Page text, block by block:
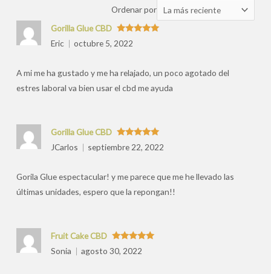
Ordenar por Ordenar
las
Valorado
con
Gorilla Glue CBD
Eric
octubre 5, 2022
A mi me ha gustado y me ha relajado, un poco agotado del
estres laboral va bien usar el cbd me ayuda
Valorado
con5de 5
Gorilla Glue CBD
JCarlos
septiembre 22, 2022
Gorila Glue espectacular! y me parece que me he llevado las
últimas unidades, espero que la repongan!!
Valorado
con5de 5
Fruit Cake CBD
Sonia
agosto 30, 2022